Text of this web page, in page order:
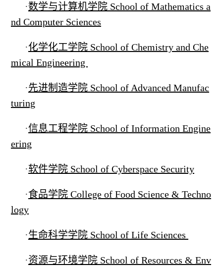
·数学与计算机学院 School of Mathematics a
nd Computer Sciences
·化学化工学院 School of Chemistry and Che
mical Engineering
·先进制造学院 School of Advanced Manufac
turing
·信息工程学院 School of Information Engine
ering
·软件学院 School of Cyberspace Security
·食品学院 College of Food Science & Techno
logy
·生命科学学院 School of Life Sciences
·资源与环境学院 School of Resources & Env